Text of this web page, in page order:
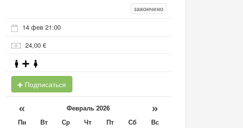
закончено
14 фев 21:00
24,00 €
Подписаться
« Февраль 2026 »
Пн Вт Ср Чт Пт Сб
Вс